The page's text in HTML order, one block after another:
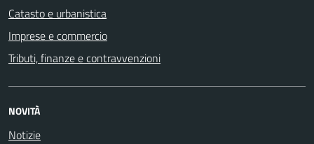
Catasto e urbanistica
Imprese e commercio
Tributi, finanze e contravvenzioni
NOVITÀ
Notizie